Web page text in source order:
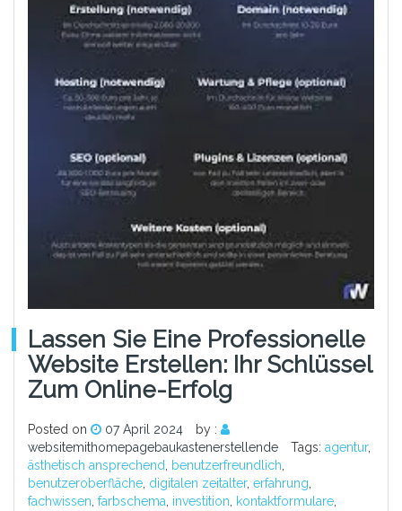
Lassen Sie Eine Professionelle
Website Erstellen: Ihr Schlüssel
Zum Online-Erfolg
Posted on 07 April 2024
by :
websitemithomepagebaukastenerstellende
Tags: agentur,
ästhetisch ansprechend
benutzerfreundlich
benutzeroberfläche digitalen zeitalter, erfahrung
fachwissen farbschema investition kontaktformulare